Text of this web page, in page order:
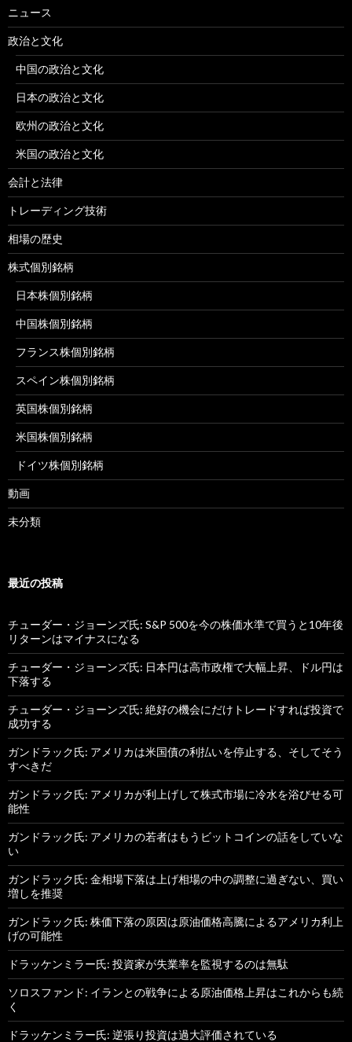
ニュース
政治と文化
中国の政治と文化
日本の政治と文化
欧州の政治と文化
米国の政治と文化
会計と法律
トレーディング技術
相場の歴史
株式個別銘柄
日本株個別銘柄
中国株個別銘柄
フランス株個別銘柄
スペイン株個別銘柄
英国株個別銘柄
米国株個別銘柄
ドイツ株個別銘柄
動画
未分類
最近の投稿
チューダー・ジョーンズ氏: S&P 500を今の株価水準で買うと10年後
リターンはマイナスになる
チューダー・ジョーンズ氏: 日本円は高市政権で大幅上昇、ドル円は
下落する
チューダー・ジョーンズ氏: 絶好の機会にだけトレードすれば投資で
成功する
ガンドラック氏: アメリカは米国債の利払いを停止する、そしてそう
すべきだ
ガンドラック氏: アメリカが利上げして株式市場に冷水を浴びせる可
能性
ガンドラック氏: アメリカの若者はもうビットコインの話をしていな
い
ガンドラック氏: 金相場下落は上げ相場の中の調整に過ぎない、買い
増しを推奨
ガンドラック氏: 株価下落の原因は原油価格高騰によるアメリカ利上
げの可能性
ドラッケンミラー氏: 投資家が失業率を監視するのは無駄
ソロスファンド: イランとの戦争による原油価格上昇はこれからも続
く
ドラッケンミラー氏: 逆張り投資は過大評価されている